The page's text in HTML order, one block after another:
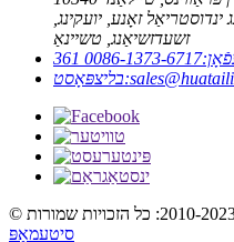
זאָנע, יועקינג,
זשעדזשיאַנג, טשיינאַ
0086-1373-6717 361
בליצפּאָסט:
סיטעמאַפּ